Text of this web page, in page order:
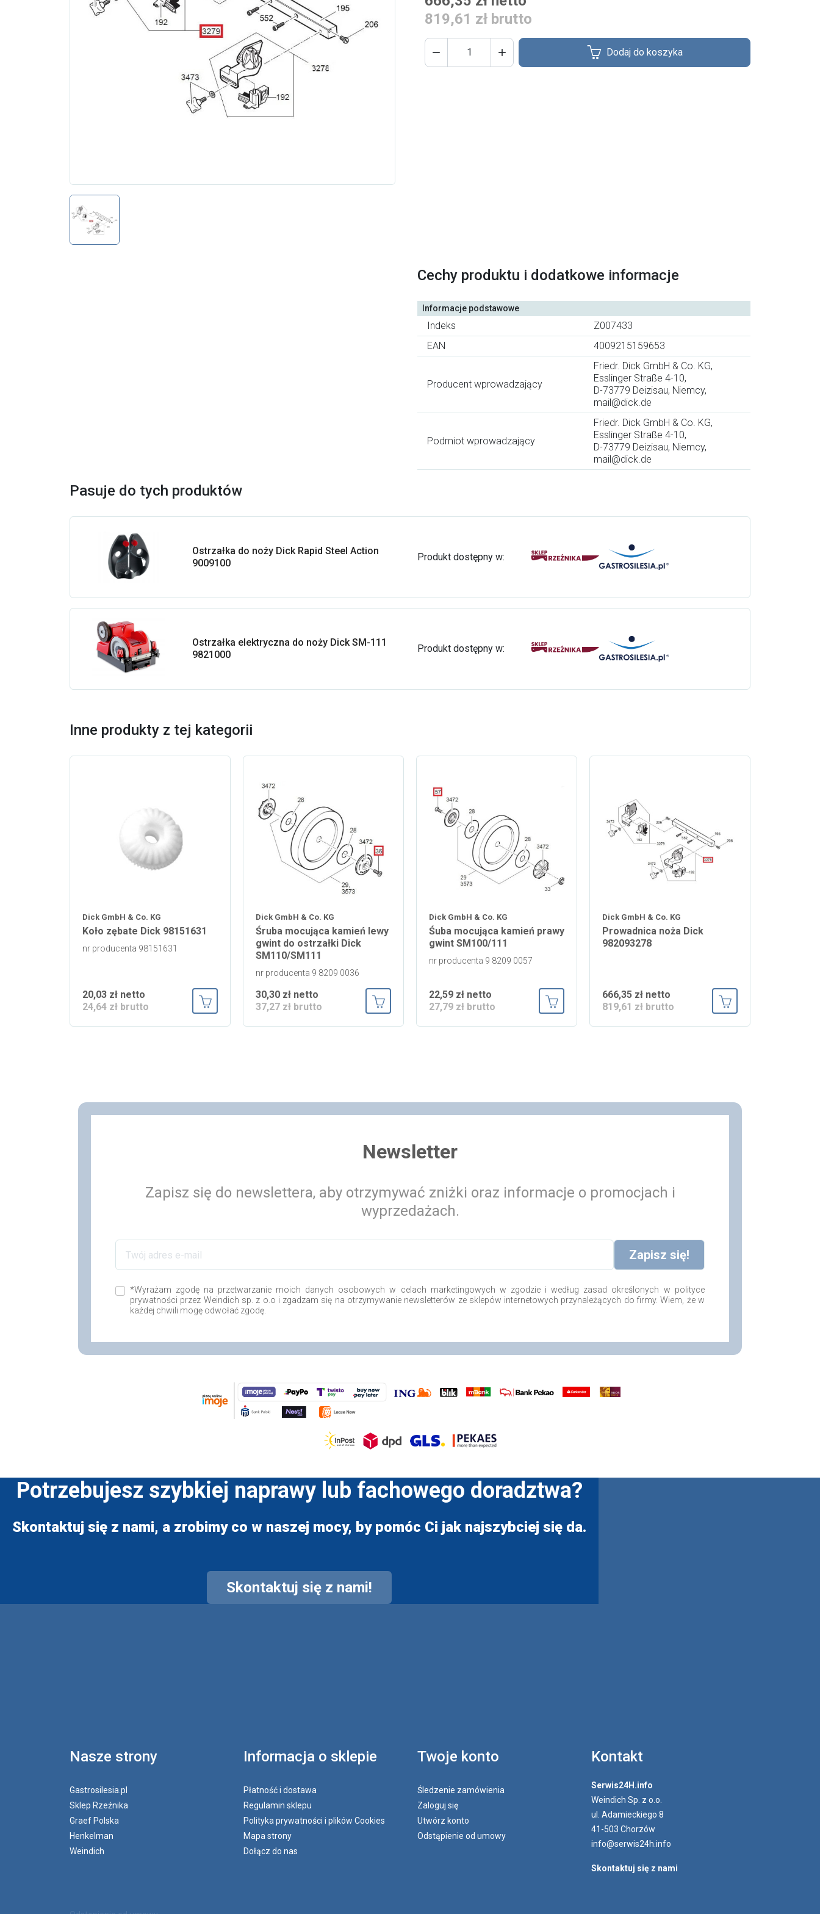
819,61 zł brutto
  Dodaj do koszyka
Cechy produktu i dodatkowe informacje
Informacje podstawowe
Indeks
Z007433
EAN
4009215159653
Producent wprowadzający
Friedr. Dick GmbH & Co. KG,
Esslinger Straße 4-10,
D-73779 Deizisau, Niemcy,
mail@dick.de
Podmiot wprowadzający
Friedr. Dick GmbH & Co. KG,
Esslinger Straße 4-10,
D-73779 Deizisau, Niemcy,
mail@dick.de
Pasuje do tych produktów
Ostrzałka do noży Dick Rapid Steel Action
9009100
Produkt dostępny w:
Ostrzałka elektryczna do noży Dick SM-111
9821000
Produkt dostępny w:
Inne produkty z tej kategorii
Dick GmbH & Co. KG
Koło zębate Dick 98151631
nr producenta 98151631
20,03 zł netto
24,64 zł brutto
Dick GmbH & Co. KG
Śruba mocująca kamień lewy
gwint do ostrzałki Dick
SM110/SM111
nr producenta 9 8209 0036
30,30 zł netto
37,27 zł brutto
Dick GmbH & Co. KG
Śuba mocująca kamień prawy
gwint SM100/111
nr producenta 9 8209 0057
22,59 zł netto
27,79 zł brutto
Dick GmbH & Co. KG
Prowadnica noża Dick
982093278
666,35 zł netto
819,61 zł brutto
Newsletter
Zapisz się do newslettera, aby otrzymywać zniżki oraz informacje o promocjach i
wyprzedażach.
*Wyrażam zgodę na przetwarzanie moich danych osobowych w celach marketingowych w zgodzie i według zasad określonych w polityce
prywatności przez Weindich sp. z o.o i zgadzam się na otrzymywanie newsletterów ze sklepów internetowych przynależących do firmy. Wiem, że w
każdej chwili mogę odwołać zgodę.
Potrzebujesz szybkiej naprawy lub fachowego doradztwa?
Skontaktuj się z nami, a zrobimy co w naszej mocy, by pomóc Ci jak najszybciej się da.
Skontaktuj się z nami!
Nasze strony
Gastrosilesia.pl
Sklep Rzeźnika
Graef Polska
Henkelman
Weindich
Informacja o sklepie
Płatność i dostawa
Regulamin sklepu
Polityka prywatności i plików Cookies
Mapa strony
Dołącz do nas
Twoje konto
Śledzenie zamówienia
Zaloguj się
Utwórz konto
Odstąpienie od umowy
Kontakt
Serwis24H.info
Weindich Sp. z o.o.
ul. Adamieckiego 8
41-503 Chorzów
info@serwis24h.info
Skontaktuj się z nami